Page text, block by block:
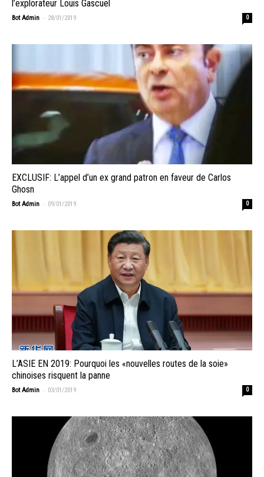
l’explorateur Louis Gascuel
Bot Admin - 28/01/2019 0
EXCLUSIF: L’appel d’un ex grand patron en faveur de Carlos
Ghosn
Bot Admin - 09/01/2019 0
L’ASIE EN 2019: Pourquoi les «nouvelles routes de la soie»
chinoises risquent la panne
Bot Admin - 03/01/2019 0